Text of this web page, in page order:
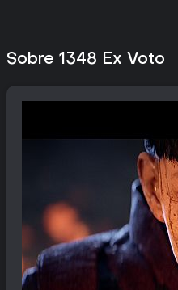
Sobre 1348 Ex Voto